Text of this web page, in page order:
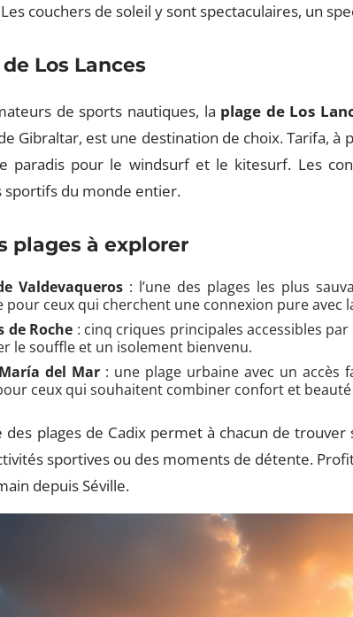
couchers de soleil y sont spectaculaires, un
Los Lances
de sports nautiques, la plage de Los
Gibraltar, est une destination de choix. Tarifa,
paradis pour le windsurf et le kitesurf. Les
sportifs du monde entier.
plages à explorer
Valdevaqueros : l’une des plages les plus
pour ceux qui cherchent une connexion pure avec
de Roche : cinq criques principales accessibles
le souffle et un isolement bienvenu.
del Mar : une plage urbaine avec un accès
ceux qui souhaitent combiner confort et
des plages de Cadix permet à chacun de
sportives ou des moments de détente.
depuis Séville.